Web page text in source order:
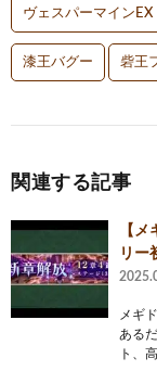
ヴェスパーマインEX
漆王バグー 砦王
関連する記事
【
リー
メギ
ある
ト、